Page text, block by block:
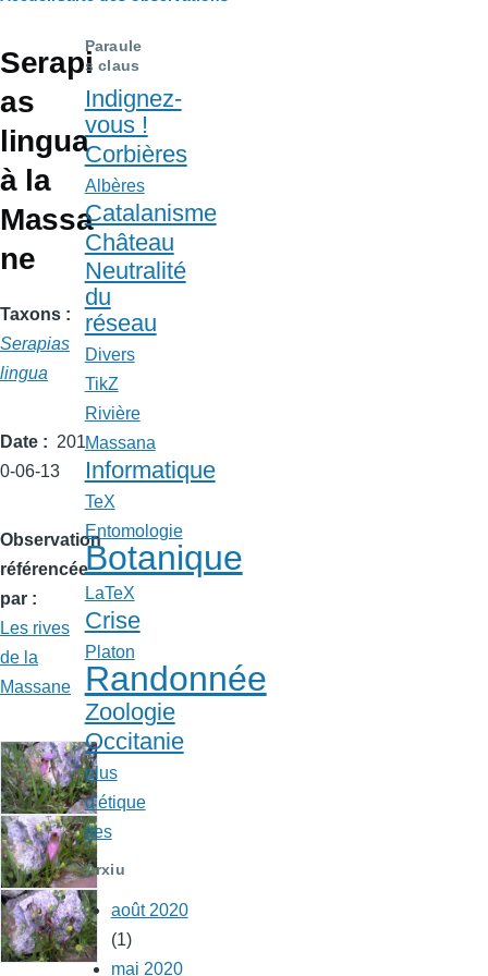
d'Ariane
Serapi
as
lingua
à la
Massa
ne
Taxons
Serapias
lingua
Date
201
0-06-13
Observation
référencée
par
Les rives
de la
Massane
Paraule
s claus
Indignez-
vous !
Corbières
Albères
Catalanisme
Château
Neutralité
du
réseau
Divers
TikZ
Rivière
Massana
Informatique
TeX
Entomologie
Botanique
LaTeX
Crise
Platon
Randonnée
Zoologie
Occitanie
plus
d'étique
ttes
Arxiu
août 2020
(1)
mai 2020